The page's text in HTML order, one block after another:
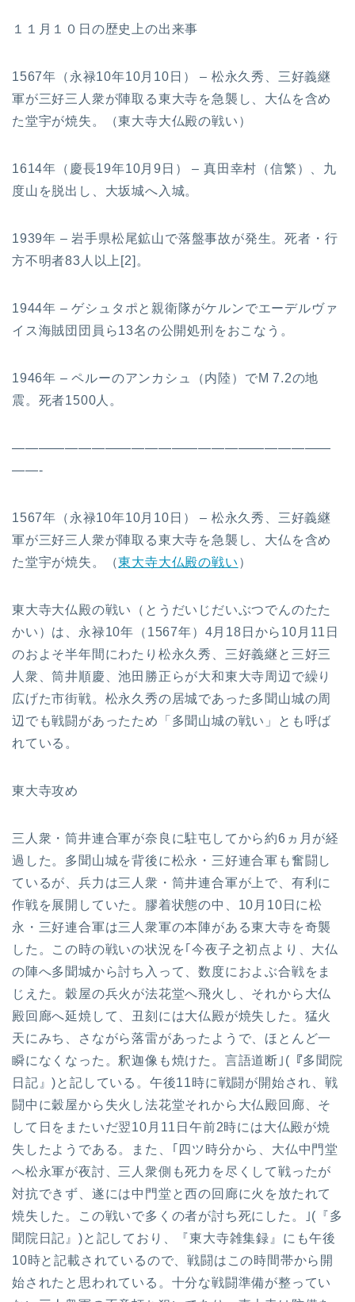
１１月１０日の歴史上の出来事
1567年（永禄10年10月10日） – 松永久秀、三好義継
軍が三好三人衆が陣取る東大寺を急襲し、大仏を含め
た堂宇が焼失。（東大寺大仏殿の戦い）
1614年（慶長19年10月9日） – 真田幸村（信繁）、九
度山を脱出し、大坂城へ入城。
1939年 – 岩手県松尾鉱山で落盤事故が発生。死者・行
方不明者83人以上[2]。
1944年 – ゲシュタポと親衛隊がケルンでエーデルヴァ
イス海賊団団員ら13名の公開処刑をおこなう。
1946年 – ペルーのアンカシュ（内陸）でM 7.2の地
震。死者1500人。
————————————————————————
——-
1567年（永禄10年10月10日） – 松永久秀、三好義継
軍が三好三人衆が陣取る東大寺を急襲し、大仏を含め
た堂宇が焼失。（東大寺大仏殿の戦い ）
東大寺大仏殿の戦い（とうだいじだいぶつでんのたた
かい）は、永禄10年（1567年）4月18日から10月11日
のおよそ半年間にわたり松永久秀、三好義継と三好三
人衆、筒井順慶、池田勝正らが大和東大寺周辺で繰り
広げた市街戦。松永久秀の居城であった多聞山城の周
辺でも戦闘があったため「多聞山城の戦い」とも呼ば
れている。
東大寺攻め
三人衆・筒井連合軍が奈良に駐屯してから約6ヵ月が経
過した。多聞山城を背後に松永・三好連合軍も奮闘し
ているが、兵力は三人衆・筒井連合軍が上で、有利に
作戦を展開していた。膠着状態の中、10月10日に松
永・三好連合軍は三人衆軍の本陣がある東大寺を奇襲
した。この時の戦いの状況を｢今夜子之初点より、大仏
の陣へ多聞城から討ち入って、数度におよぶ合戦をま
じえた。穀屋の兵火が法花堂へ飛火し、それから大仏
殿回廊へ延焼して、丑刻には大仏殿が焼失した。猛火
天にみち、さながら落雷があったようで、ほとんど一
瞬になくなった。釈迦像も焼けた。言語道断｣(『多聞院
日記』)と記している。午後11時に戦闘が開始され、戦
闘中に穀屋から失火し法花堂それから大仏殿回廊、そ
して日をまたいだ翌10月11日午前2時には大仏殿が焼
失したようである。また、｢四ツ時分から、大仏中門堂
へ松永軍が夜討、三人衆側も死力を尽くして戦ったが
対抗できず、遂には中門堂と西の回廊に火を放たれて
焼失した。この戦いで多くの者が討ち死にした。｣(『多
聞院日記』)と記しており、『東大寺雑集録』にも午後
10時と記載されているので、戦闘はこの時間帯から開
始されたと思われている。十分な戦闘準備が整ってい